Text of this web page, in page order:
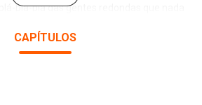
blá-blá das gentes redondas que nada
claro e preciso na palavra e na
Liberdade de blás. Liberdade de tiques.
CAPÍTULOS